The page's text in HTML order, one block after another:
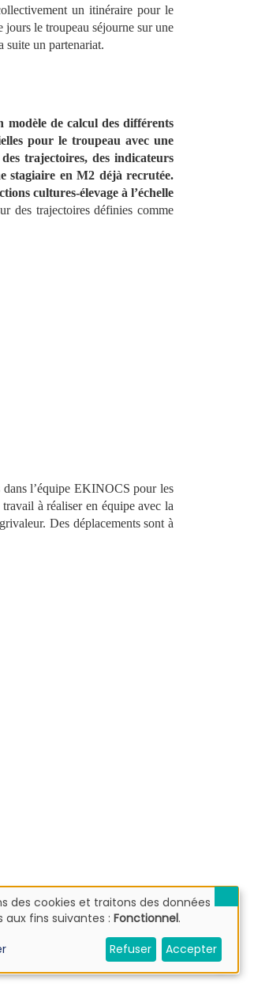
un itinéraire pour le
le troupeau séjourne sur une
suite un partenariat.
modèle de calcul des différents
pour le troupeau avec une
trajectoires, des indicateurs
stagiaire en M2 déjà recrutée.
cultures-élevage à l’échelle
des trajectoires définies comme
dans l’équipe EKINOCS pour les
à réaliser en équipe avec la
Des déplacements sont à
des cookies et traitons des données
aux fins suivantes : Fonctionnel.
Refuser Accepter